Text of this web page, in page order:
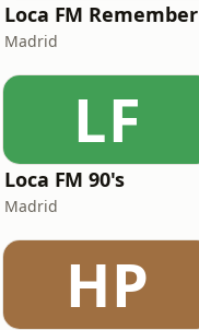
Loca FM Remember
Madrid
LF
Loca FM 90's
Madrid
HP